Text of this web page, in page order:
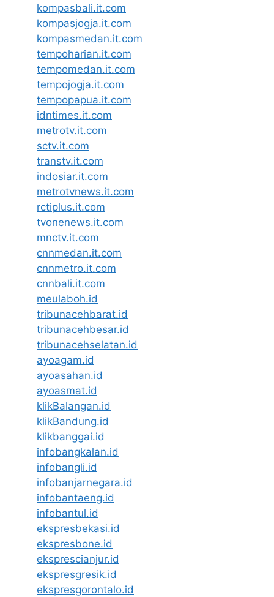
kompasbali.it.com
kompasjogja.it.com
kompasmedan.it.com
tempoharian.it.com
tempomedan.it.com
tempojogja.it.com
tempopapua.it.com
idntimes.it.com
metrotv.it.com
sctv.it.com
transtv.it.com
indosiar.it.com
metrotvnews.it.com
rctiplus.it.com
tvonenews.it.com
mnctv.it.com
cnnmedan.it.com
cnnmetro.it.com
cnnbali.it.com
meulaboh.id
tribunacehbarat.id
tribunacehbesar.id
tribunacehselatan.id
ayoagam.id
ayoasahan.id
ayoasmat.id
klikBalangan.id
klikBandung.id
klikbanggai.id
infobangkalan.id
infobangli.id
infobanjarnegara.id
infobantaeng.id
infobantul.id
ekspresbekasi.id
ekspresbone.id
eksprescianjur.id
ekspresgresik.id
ekspresgorontalo.id